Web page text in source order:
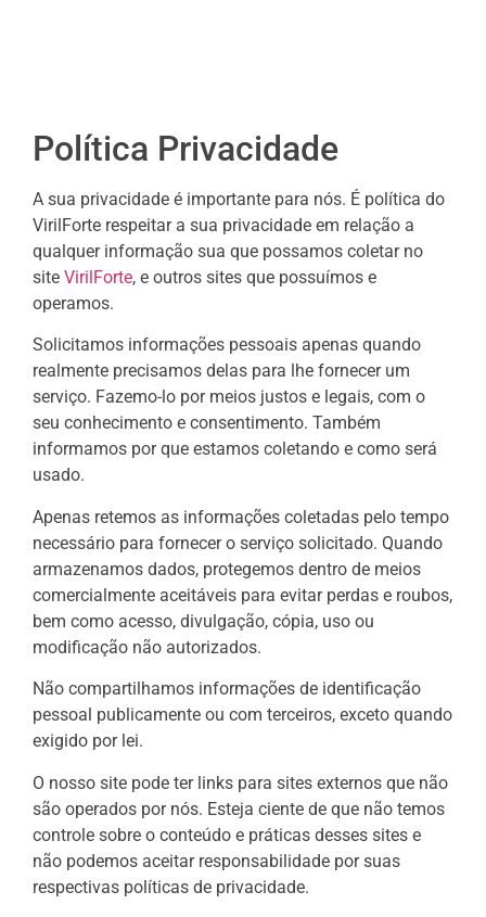
Política Privacidade
A sua privacidade é importante para nós. É política do
VirilForte respeitar a sua privacidade em relação a
qualquer informação sua que possamos coletar no
site VirilForte, e outros sites que possuímos e
operamos.
Solicitamos informações pessoais apenas quando
realmente precisamos delas para lhe fornecer um
serviço. Fazemo-lo por meios justos e legais, com o
seu conhecimento e consentimento. Também
informamos por que estamos coletando e como será
usado.
Apenas retemos as informações coletadas pelo tempo
necessário para fornecer o serviço solicitado. Quando
armazenamos dados, protegemos dentro de meios
comercialmente aceitáveis ​​para evitar perdas e roubos,
bem como acesso, divulgação, cópia, uso ou
modificação não autorizados.
Não compartilhamos informações de identificação
pessoal publicamente ou com terceiros, exceto quando
exigido por lei.
O nosso site pode ter links para sites externos que não
são operados por nós. Esteja ciente de que não temos
controle sobre o conteúdo e práticas desses sites e
não podemos aceitar responsabilidade por suas
respectivas políticas de privacidade.